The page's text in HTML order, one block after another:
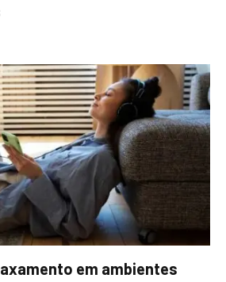
em ambientes